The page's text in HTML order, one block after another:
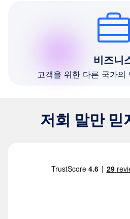
비즈니
고객을 위한 다른 국가의
저희 말만 믿